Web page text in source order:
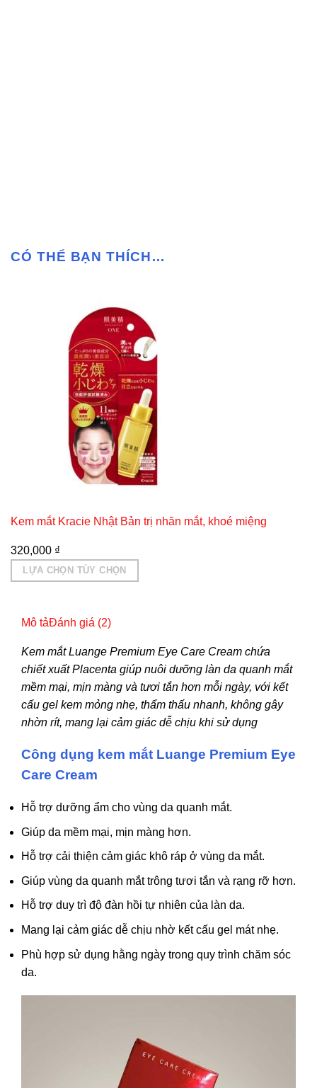
CÓ THỂ BẠN THÍCH…
Kem mắt Kracie Nhật Bản trị nhăn mắt, khoé miệng
320,000 ₫
LỰA CHỌN TÙY CHỌN
này
chọn
được
trên
trang
Mô tảĐánh giá (2)
Kem mắt Luange Premium Eye Care Cream chứa
chiết xuất Placenta giúp nuôi dưỡng làn da quanh mắt
mềm mại, mịn màng và tươi tắn hơn mỗi ngày, với kết
cấu gel kem mỏng nhẹ, thẩm thấu nhanh, không gây
nhờn rít, mang lại cảm giác dễ chịu khi sử dụng
Công dụng kem mắt Luange Premium Eye
Care Cream
Hỗ trợ dưỡng ẩm cho vùng da quanh mắt.
Giúp da mềm mại, mịn màng hơn.
Hỗ trợ cải thiện cảm giác khô ráp ở vùng da mắt.
Giúp vùng da quanh mắt trông tươi tắn và rạng rỡ hơn.
Hỗ trợ duy trì độ đàn hồi tự nhiên của làn da.
Mang lại cảm giác dễ chịu nhờ kết cấu gel mát nhẹ.
Phù hợp sử dụng hằng ngày trong quy trình chăm sóc
da.